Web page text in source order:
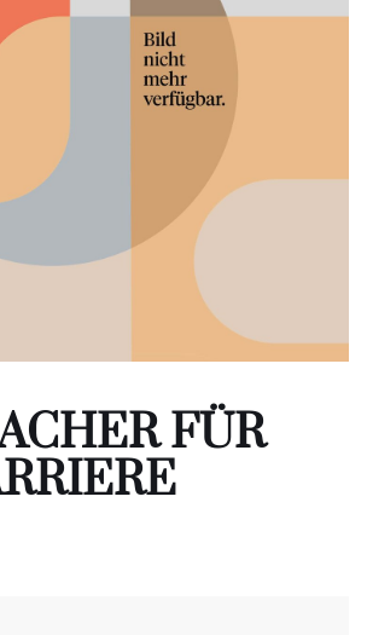
FÜR